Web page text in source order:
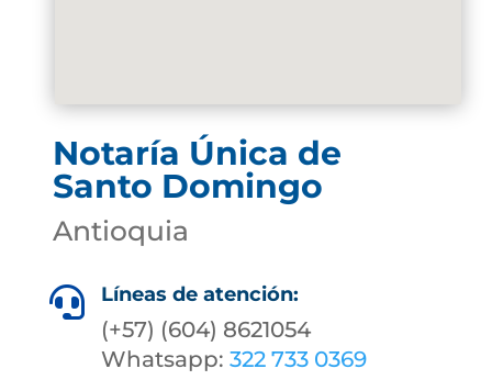
Notaría Única de
Santo Domingo
Antioquia
 Líneas de atención:
(+57) (604) 8621054
Whatsapp: 322 733 0369